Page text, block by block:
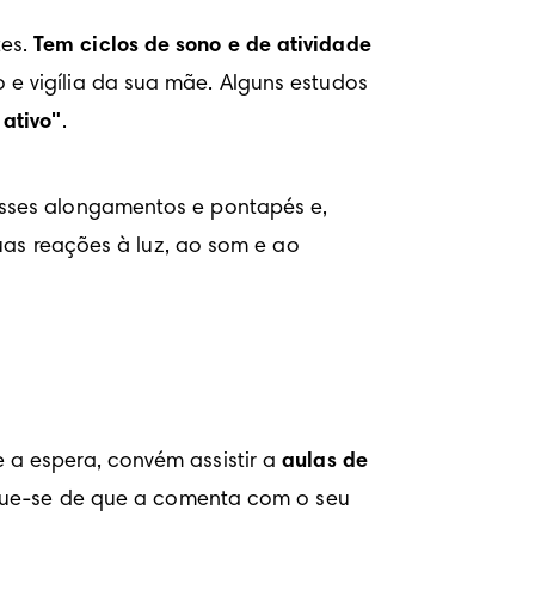
Tem ciclos de sono e de atividade
vigília da sua mãe. Alguns estudos
ativo".
alongamentos e pontapés e,
reações à luz, ao som e ao
a espera, convém assistir a aulas de
se de que a comenta com o seu